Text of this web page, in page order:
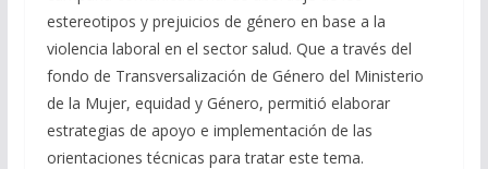
estereotipos y prejuicios de género en base a la
violencia laboral en el sector salud. Que a través del
fondo de Transversalización de Género del Ministerio
de la Mujer, equidad y Género, permitió elaborar
estrategias de apoyo e implementación de las
orientaciones técnicas para tratar este tema.